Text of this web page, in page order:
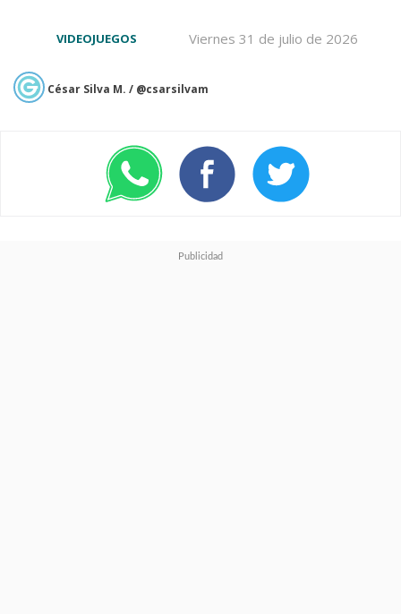
Viernes 31 de julio de 2026
VIDEOJUEGOS
César Silva M. / @csarsilvam